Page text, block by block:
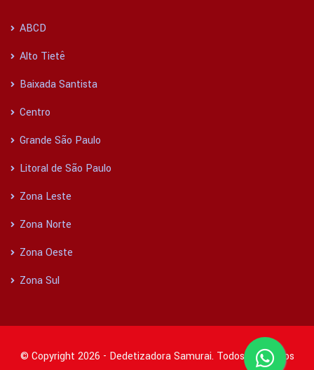
ABCD
Alto Tietê
Baixada Santista
Centro
Grande São Paulo
Litoral de São Paulo
Zona Leste
Zona Norte
Zona Oeste
Zona Sul
© Copyright 2026 - Dedetizadora Samurai. Todos os direitos